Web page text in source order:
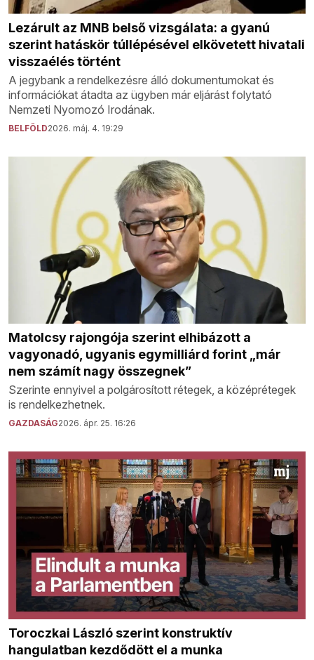
Lezárult az MNB belső vizsgálata: a gyanú
szerint hatáskör túllépésével elkövetett hivatali
visszaélés történt
A jegybank a rendelkezésre álló dokumentumokat és
információkat átadta az ügyben már eljárást folytató
Nemzeti Nyomozó Irodának.
BELFÖLD2026. máj. 4. 19:29
Matolcsy rajongója szerint elhibázott a
vagyonadó, ugyanis egymilliárd forint „már
nem számít nagy összegnek”
Szerinte ennyivel a polgárosított rétegek, a középrétegek
is rendelkezhetnek.
GAZDASÁG2026. ápr. 25. 16:26
Toroczkai László szerint konstruktív
hangulatban kezdődött el a munka